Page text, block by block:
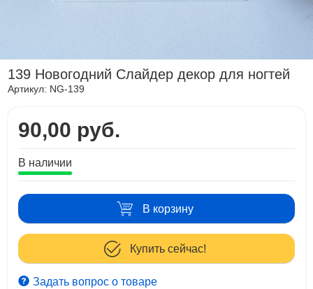
139 Новогодний Слайдер декор для ногтей
Артикул: NG-139
90,00 руб.
В наличии
В корзину
Купить сейчас!
Задать вопрос о товаре